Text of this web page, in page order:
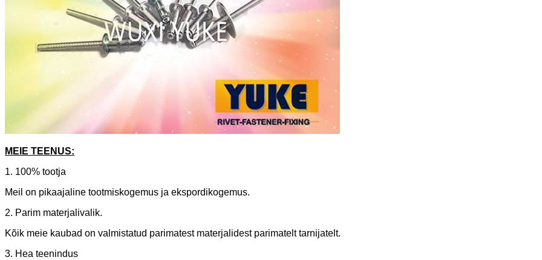
MEIE TEENUS:
1. 100% tootja
Meil on pikaajaline tootmiskogemus ja ekspordikogemus.
2. Parim materjalivalik.
Kõik meie kaubad on valmistatud parimatest materjalidest parimatelt tarnijatelt.
3. Hea teenindus